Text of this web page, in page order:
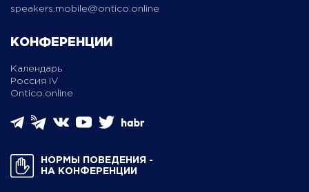
speakers.mobile@ontico.online
КОНФЕРЕНЦИИ
Календарь
Россия IV
Ontico.online
НОРМЫ ПОВЕДЕНИЯ ­
НА КОНФЕРЕНЦИИ